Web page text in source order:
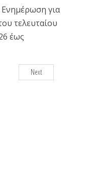
Ενημέρωση για
τελευταίου
έως
Next